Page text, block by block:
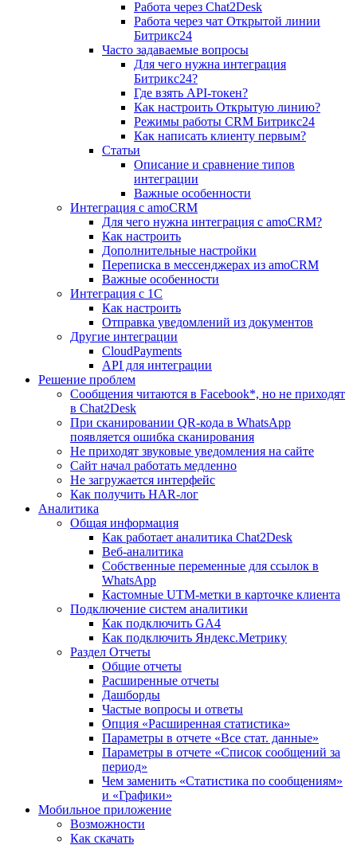
Работа через Chat2Desk
Работа через чат Открытой линии
Битрикс24
Часто задаваемые вопросы
Для чего нужна интеграция
Битрикс24?
Где взять API-токен?
Как настроить Открытую линию?
Режимы работы CRM Битрикс24
Как написать клиенту первым?
Статьи
Описание и сравнение типов
интеграции
Важные особенности
Интеграция с amoCRM
Для чего нужна интеграция с amoCRM?
Как настроить
Дополнительные настройки
Переписка в мессенджерах из amoCRM
Важные особенности
Интеграция с 1С
Как настроить
Отправка уведомлений из документов
Другие интеграции
CloudPayments
API для интеграции
Решение проблем
Сообщения читаются в Facebook*, но не приходят
в Chat2Desk
При сканировании QR-кода в WhatsApp
появляется ошибка сканирования
Не приходят звуковые уведомления на сайте
Сайт начал работать медленно
Не загружается интерфейс
Как получить HAR-лог
Аналитика
Общая информация
Как работает аналитика Chat2Desk
Веб-аналитика
Собственные переменные для ссылок в
WhatsApp
Кастомные UTM-метки в карточке клиента
Подключение систем аналитики
Как подключить GA4
Как подключить Яндекс.Метрику
Раздел Отчеты
Общие отчеты
Расширенные отчеты
Дашборды
Частые вопросы и ответы
Опция «Расширенная статистика»
Параметры в отчете «Все стат. данные»
Параметры в отчете «Список сообщений за
период»
Чем заменить «Статистика по сообщениям»
и «Графики»
Мобильное приложение
Возможности
Как скачать